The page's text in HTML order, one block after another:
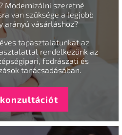
Modernizálni szeretné
van szüksége a legjobb
arányú vásárláshoz?
tapasztalatunkat az
rendelkezünk az
fodrászati és
tanácsadásában.